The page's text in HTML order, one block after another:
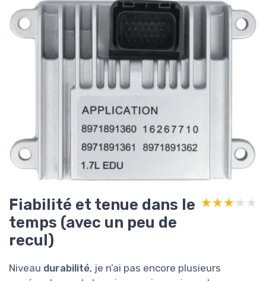
Fiabilité et tenue dans le
temps (avec un peu de
recul)
★★★★★
★★★★★
Niveau durabilité, je n’ai pas encore plusieurs